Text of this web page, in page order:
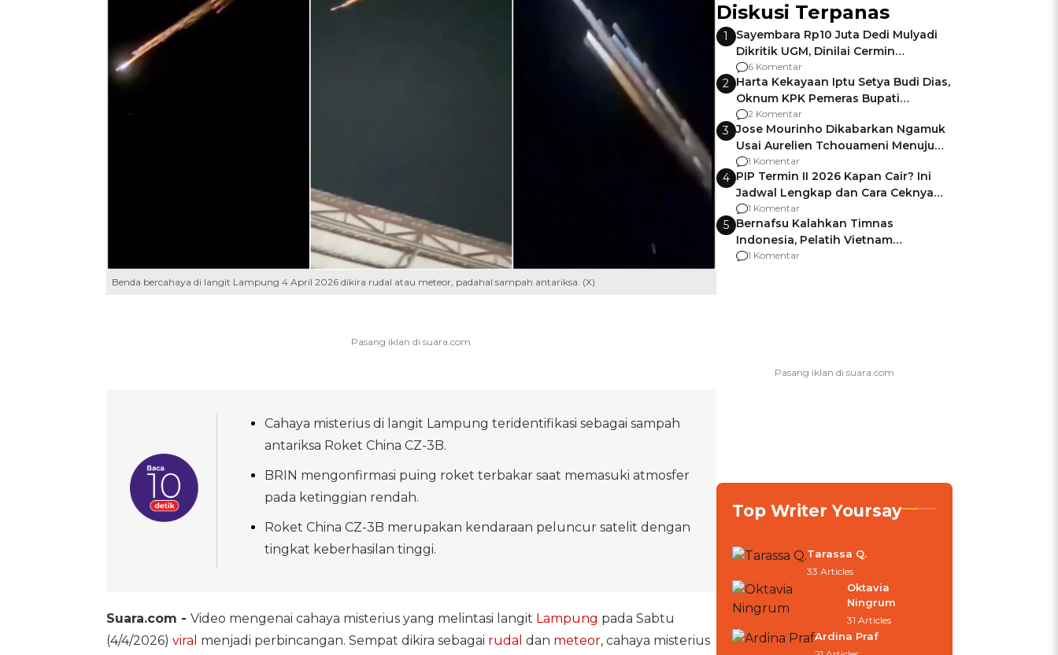
Benda bercahaya di langit Lampung 4 April 2026 dikira rudal atau meteor, padahal sampah antariksa. (X)
Cahaya misterius di langit Lampung teridentifikasi sebagai sampah
antariksa Roket China CZ-3B.
BRIN mengonfirmasi puing roket terbakar saat memasuki atmosfer
pada ketinggian rendah.
Roket China CZ-3B merupakan kendaraan peluncur satelit dengan
tingkat keberhasilan tinggi.
Suara.com - Video mengenai cahaya misterius yang melintasi langit Lampung pada Sabtu
(4/4/2026) viral menjadi perbincangan. Sempat dikira sebagai rudal dan meteor, cahaya misterius
Diskusi Terpanas
1
Sayembara Rp10 Juta Dedi Mulyadi
Dikritik UGM, Dinilai Cermin
Gagalnya Negara Jamin Keamanan
6 Komentar
2 Harta Kekayaan Iptu Setya Budi Dias,
Oknum KPK Pemeras Bupati
Pemalang
2 Komentar
3 Jose Mourinho Dikabarkan Ngamuk
Usai Aurelien Tchouameni Menuju
Manchester United
1 Komentar
4 PIP Termin II 2026 Kapan Cair? Ini
Jadwal Lengkap dan Cara Ceknya
agar Dana Tidak Hangus!
1 Komentar
5 Bernafsu Kalahkan Timnas
Indonesia, Pelatih Vietnam
Berencana Pakai Jimat di Pakansari
1 Komentar
Top Writer Yoursay
Tarassa Q.
33 Articles
Oktavia
Ningrum
31 Articles
Ardina Praf